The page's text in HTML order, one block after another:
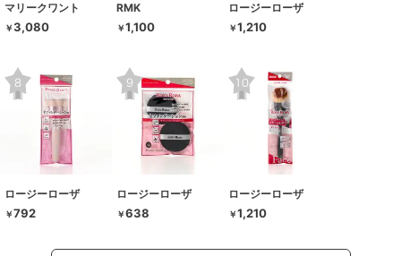
マリークワント
￥3,080
RMK
￥1,100
ロージーローザ
￥1,210
ロージーローザ
￥792
ロージーローザ
￥638
ロージーローザ
￥1,210